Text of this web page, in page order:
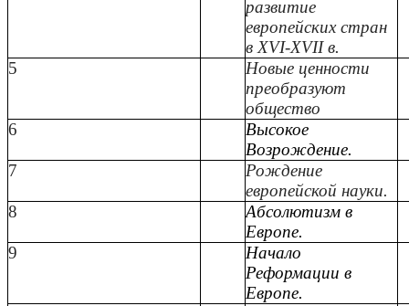
развитие
европейских стран
в XVI-XVII в.
5
Новые ценности
преобразуют
общество
6
Высокое
Возрождение.
7
Рождение
европейской науки.
8
Абсолютизм в
Европе.
9
Начало
Реформации в
Европе.